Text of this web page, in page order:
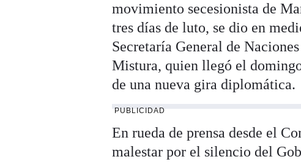
movimiento secesionista de
tres días de luto, se dio en
Secretaría General de
Mistura, quien llegó el
de una nueva gira diplomática.
PUBLICIDAD
En rueda de prensa desde el
malestar por el silencio del